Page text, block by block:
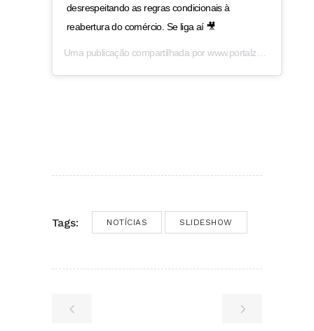
desrespeitando as regras condicionais à
reabertura do comércio. Se liga aí 🎥
Uma publicação compartilhada porwww.portalzap.com
Tags: NOTÍCIAS SLIDESHOW